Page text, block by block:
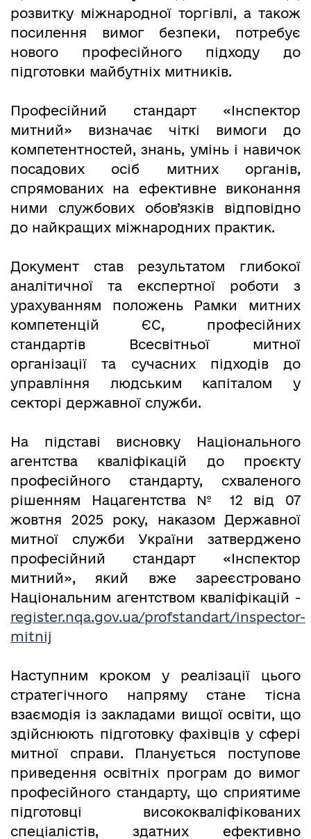
розвитку міжнародної торгівлі, а також
посилення вимог безпеки, потребує
нового професійного підходу до
підготовки майбутніх митників.
Професійний стандарт «Інспектор
митний» визначає чіткі вимоги до
компетентностей, знань, умінь і навичок
посадових осіб митних органів,
спрямованих на ефективне виконання
ними службових обов’язків відповідно
до найкращих міжнародних практик.
Документ став результатом глибокої
аналітичної та експертної роботи з
урахуванням положень Рамки митних
компетенцій ЄС, професійних
стандартів Всесвітньої митної
організації та сучасних підходів до
управління людським капіталом у
секторі державної служби.
На підставі висновку Національного
агентства кваліфікацій до проєкту
професійного стандарту, схваленого
рішенням Нацагентства № 12 від 07
жовтня 2025 року, наказом Державної
митної служби України затверджено
професійний стандарт «Інспектор
митний», який вже зареєстровано
Національним агентством кваліфікацій -
register.nqa.gov.ua/profstandart/inspector-
mitnij
Наступним кроком у реалізації цього
стратегічного напряму стане тісна
взаємодія із закладами вищої освіти, що
здійснюють підготовку фахівців у сфері
митної справи. Планується поступове
приведення освітніх програм до вимог
професійного стандарту, що сприятиме
підготовці висококваліфікованих
спеціалістів, здатних ефективно